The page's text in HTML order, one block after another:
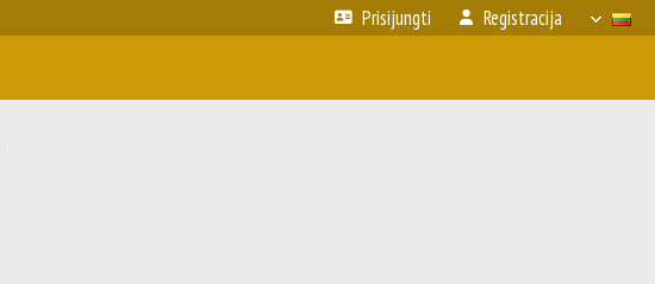
Prisijungti Registracija